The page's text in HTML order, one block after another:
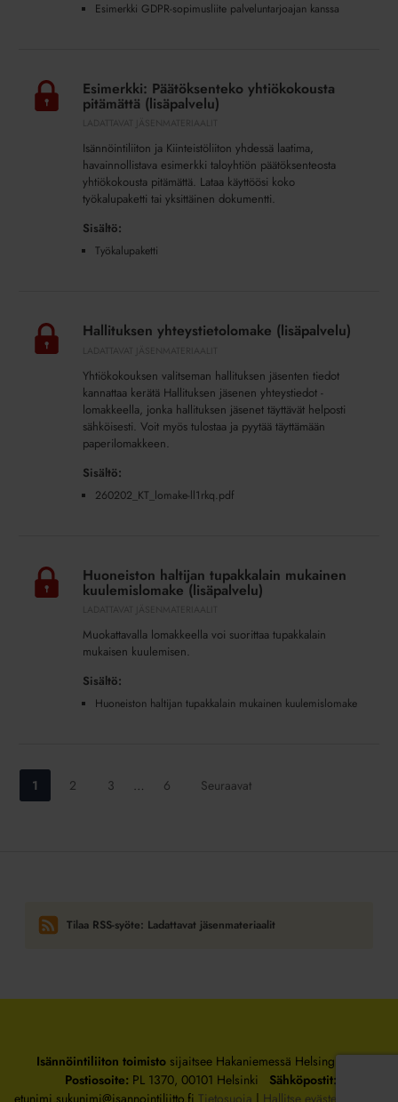
Esimerkki GDPR-sopimusliite palveluntarjoajan kanssa
Päätöksenteko
yhtiökokoustaEsimerkki: Päätöksenteko yhtiökokousta
pitämättä (lisäpalvelu)
Isännöintiliiton ja Kiinteistöliiton yhdessä laatima,
havainnollistava esimerkki taloyhtiön päätöksenteosta
yhtiökokousta pitämättä. Lataa käyttöösi koko
työkalupaketti tai yksittäinen dokumentti.
Sisältö:
Työkalupaketti
yhteystietolomake
(lisäpalvelu)
Hallituksen yhteystietolomake (lisäpalvelu)
Yhtiökokouksen valitseman hallituksen jäsenten tiedot
kannattaa kerätä Hallituksen jäsenen yhteystiedot -
lomakkeella, jonka hallituksen jäsenet täyttävät helposti
sähköisesti. Voit myös tulostaa ja pyytää täyttämään
paperilomakkeen.
Sisältö:
260202_KT_lomake-ll1rkq.pdf
haltijan
tupakkalain
mukainen
Huoneiston haltijan tupakkalain mukainen
kuulemislomake (lisäpalvelu)
Muokattavalla lomakkeella voi suorittaa tupakkalain
mukaisen kuulemisen.
Sisältö:
Huoneiston haltijan tupakkalain mukainen kuulemislomake
Siirry
sivulle:
1
Siirry
2
Siirry
3 …
Siirry
6 Seuraavat
Tilaa RSS-syöte: Ladattavat jäsenmateriaalit
Isännöintiliiton toimistosijaitsee Hakaniemessä Helsingissä.
Postiosoite: PL 1370, 00101 Helsinki Sähköpostit:
etunimi.sukunimi@isannointiliitto.fi Tietosuoja | Hallitse evästeasetuksia